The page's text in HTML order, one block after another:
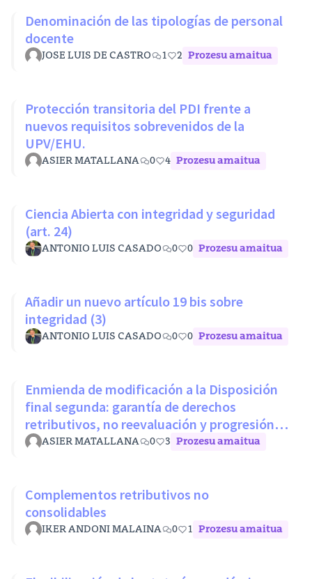
Denominación de las tipologías de personal
docente
JOSE LUIS DE CASTRO 1 2 Prozesu amaitua
Protección transitoria del PDI frente a
nuevos requisitos sobrevenidos de la
UPV/EHU.
ASIER MATALLANA 0 4 Prozesu amaitua
Ciencia Abierta con integridad y seguridad
(art. 24)
ANTONIO LUIS CASADO 0 0 Prozesu amaitua
Añadir un nuevo artículo 19 bis sobre
integridad (3)
ANTONIO LUIS CASADO 0 0 Prozesu amaitua
Enmienda de modificación a la Disposición
final segunda: garantía de derechos
retributivos, no reevaluación y progresión
sin penalización
ASIER MATALLANA 0 3 Prozesu amaitua
Complementos retributivos no
consolidables
IKER ANDONI MALAINA 0 1 Prozesu amaitua